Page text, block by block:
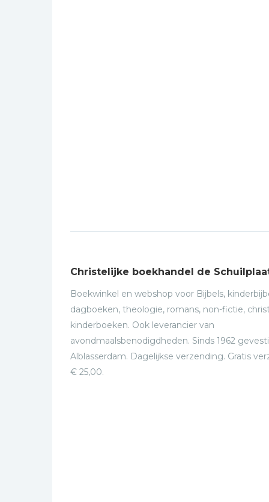
Christelijke boekhandel de
Boekwinkel en webshop voor Bijbels,
dagboeken, theologie, romans, non-fictie,
kinderboeken. Ook leverancier van
avondmaalsbenodigdheden. Sinds 1962
Alblasserdam. Dagelijkse verzending. Gratis
€ 25,00.